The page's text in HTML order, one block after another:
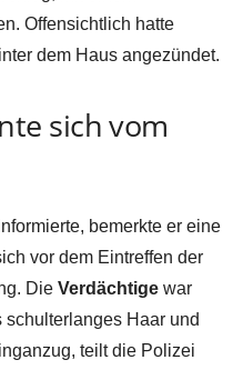
Offensichtlich hatte
dem Haus angezündet.
sich vom
bemerkte er eine
vor dem Eintreffen der
Die Verdächtige war
Haar und
teilt die Polizei